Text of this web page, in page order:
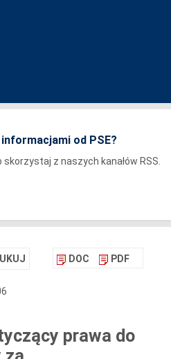
od PSE?
z naszych kanałów RSS.
DOC PDF
prawa do